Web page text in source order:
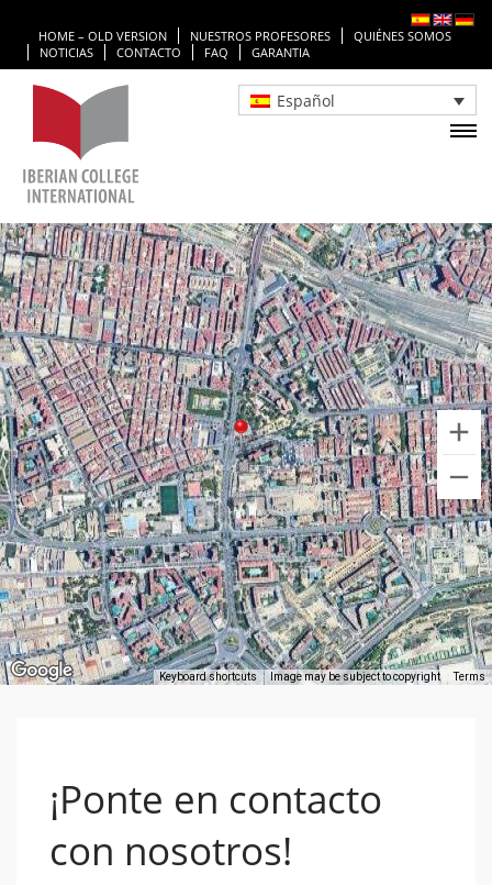
HOME – OLD VERSION NUESTROS PROFESORES
QUIÉNES SOMOS
NOTICIAS
CONTACTO FAQ GARANTIA
Español
Keyboard shortcuts Image may be subject to copyright Terms
¡Ponte en contacto
con nosotros!